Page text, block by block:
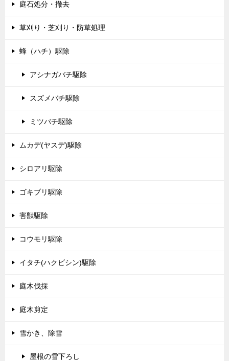
庭石処分・撤去
草刈り・芝刈り・防草処理
蜂（ハチ）駆除
アシナガバチ駆除
スズメバチ駆除
ミツバチ駆除
ムカデ(ヤスデ)駆除
シロアリ駆除
ゴキブリ駆除
害獣駆除
コウモリ駆除
イタチ(ハクビシン)駆除
庭木伐採
庭木剪定
雪かき、除雪
屋根の雪下ろし